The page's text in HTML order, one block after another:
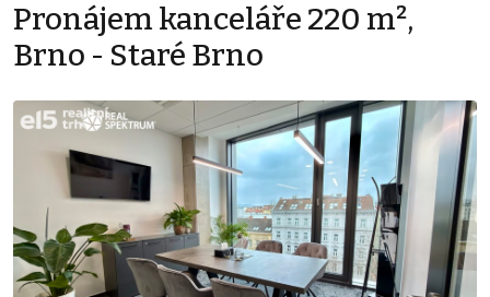
Pronájem kanceláře 220 m²,
Brno - Staré Brno